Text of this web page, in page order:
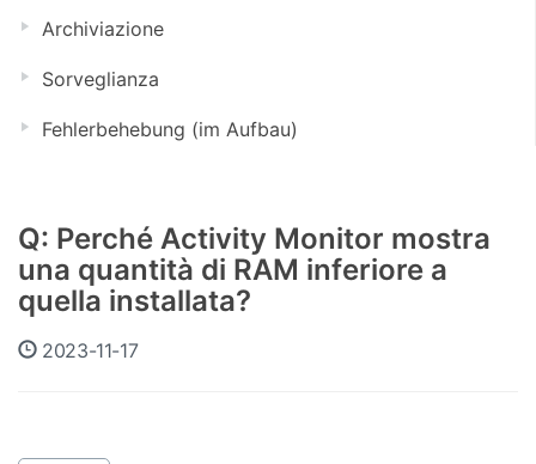
Archiviazione
Sorveglianza
Fehlerbehebung (im Aufbau)
Q: Perché Activity Monitor mostra
una quantità di RAM inferiore a
quella installata?
2023-11-17